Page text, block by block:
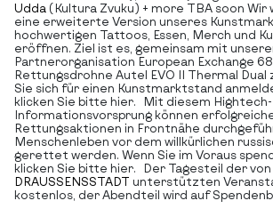
Udda (Kultura Zvuku) + more TBA soon
eine erweiterte Version unseres
hochwertigen Tattoos, Essen, Merch und
eröffnen. Ziel ist es, gemeinsam mit
Partnerorganisation European Exchange
Rettungsdrohne Autel EVO II Thermal Dual
Sie sich für einen Kunstmarktstand
klicken Sie bitte hier. Mit diesem Hightech-
Informationsvorsprung können
Rettungsaktionen in Frontnähe
Menschenleben vor dem willkürlichen
gerettet werden. Wenn Sie im Voraus
klicken Sie bitte hier. Der Tagesteil der von
DRAUSSENSSTADT unterstützten
kostenlos, der Abendteil wird auf